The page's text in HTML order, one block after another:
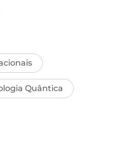
Quântica